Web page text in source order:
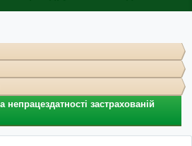
непрацездатності застрахованій